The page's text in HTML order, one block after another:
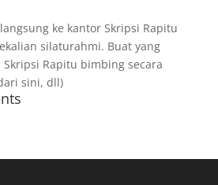
ke kantor Skripsi Rapitu
silaturahmi. Buat yang
Rapitu bimbing secara
sini, dll)